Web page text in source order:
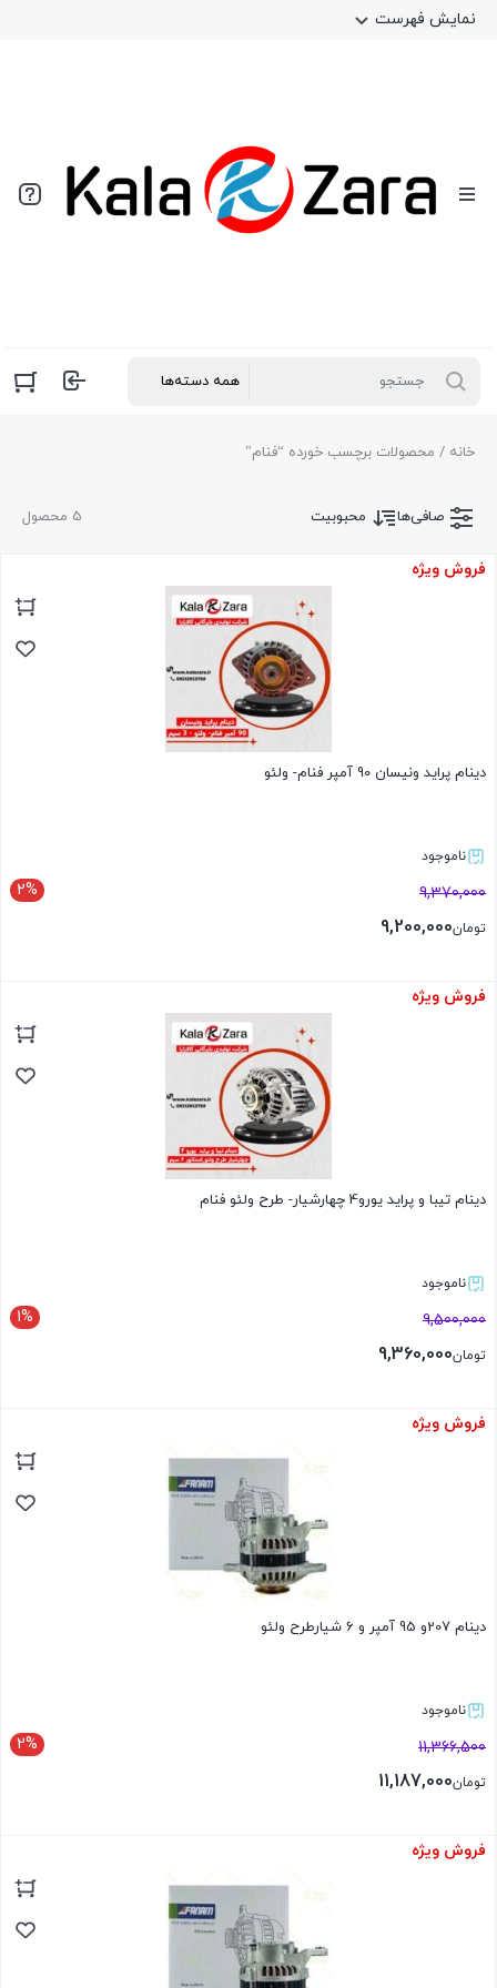
نمایش فهرست
خانه / محصولات برچسب خورده “فنام”
5 محصول صافی‌ها محبوبیت
فروش ویژه
دینام پراید ونیسان 90 آمپر فنام- ولئو
ناموجود
2% 9,370,000
تومان9,200,000
بستن
فروش ویژه
دینام تیبا و پراید یورو4 چهارشیار- طرح ولئو فنام
ناموجود
1% 9,500,000
تومان9,360,000
بستن
فروش ویژه
دینام 207و 95 آمپر و 6 شیارطرح ولئو
ناموجود
2% 11,366,500
تومان11,187,000
بستن
فروش ویژه